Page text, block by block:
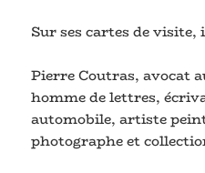
Sur ses cartes de
Pierre Coutras, avocat
homme de lettres,
automobile, artiste
photographe et